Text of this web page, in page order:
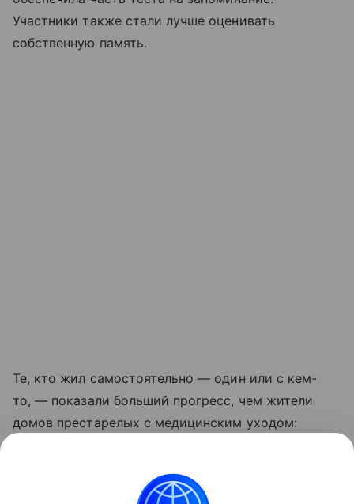
Участники также стали лучше оценивать
собственную память.
Те, кто жил самостоятельно — один или с кем-
то, — показали больший прогресс, чем жители
домов престарелых с медицинским уходом:
что усиливает эффект упражнений.